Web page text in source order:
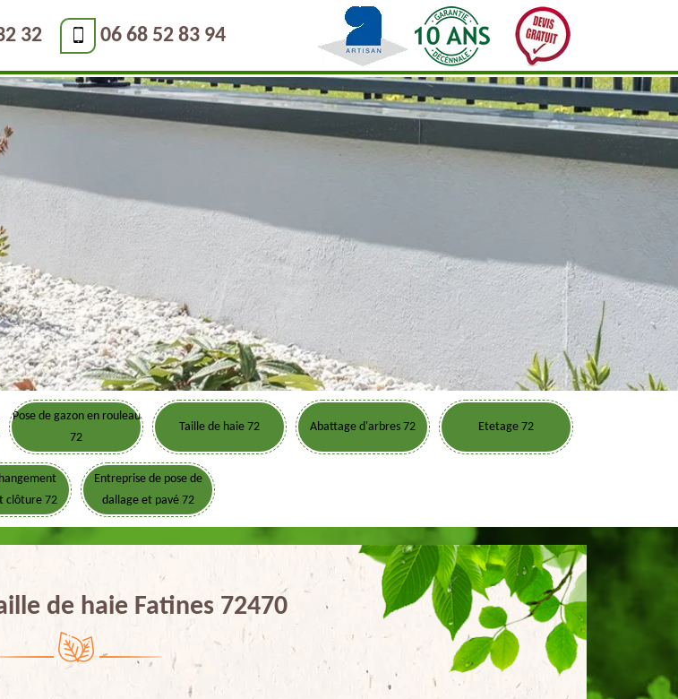
32 06 68 52 83 94
Pose de gazon en rouleau
72
Taille de haie 72 Abattage d'arbres 72 Etetage 72
clôture 72
Entreprise de pose de
dallage et pavé 72
de haie Fatines 72470